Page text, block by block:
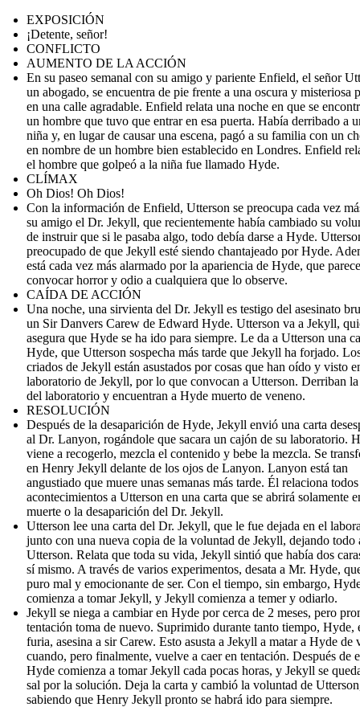
EXPOSICIÓN
¡Detente, señor!
CONFLICTO
AUMENTO DE LA ACCIÓN
En su paseo semanal con su amigo y pariente Enfield, el señor
un abogado, se encuentra de pie frente a una oscura y misteriosa
en una calle agradable. Enfield relata una noche en que se
un hombre que tuvo que entrar en esa puerta. Había derribado a
niña y, en lugar de causar una escena, pagó a su familia con un
en nombre de un hombre bien establecido en Londres. Enfield
el hombre que golpeó a la niña fue llamado Hyde.
CLÍMAX
Oh Dios! Oh Dios!
Con la información de Enfield, Utterson se preocupa cada vez
su amigo el Dr. Jekyll, que recientemente había cambiado su
de instruir que si le pasaba algo, todo debía darse a Hyde.
preocupado de que Jekyll esté siendo chantajeado por Hyde.
está cada vez más alarmado por la apariencia de Hyde, que parece
convocar horror y odio a cualquiera que lo observe.
CAÍDA DE ACCIÓN
Una noche, una sirvienta del Dr. Jekyll es testigo del asesinato
un Sir Danvers Carew de Edward Hyde. Utterson va a Jekyll,
asegura que Hyde se ha ido para siempre. Le da a Utterson una
Hyde, que Utterson sospecha más tarde que Jekyll ha forjado.
criados de Jekyll están asustados por cosas que han oído y visto
laboratorio de Jekyll, por lo que convocan a Utterson. Derriban
del laboratorio y encuentran a Hyde muerto de veneno.
RESOLUCIÓN
Después de la desaparición de Hyde, Jekyll envió una carta
al Dr. Lanyon, rogándole que sacara un cajón de su laboratorio.
viene a recogerlo, mezcla el contenido y bebe la mezcla. Se
en Henry Jekyll delante de los ojos de Lanyon. Lanyon está tan
angustiado que muere unas semanas más tarde. Él relaciona todos
acontecimientos a Utterson en una carta que se abrirá solamente
muerte o la desaparición del Dr. Jekyll.
Utterson lee una carta del Dr. Jekyll, que le fue dejada en el
junto con una nueva copia de la voluntad de Jekyll, dejando todo
Utterson. Relata que toda su vida, Jekyll sintió que había dos
sí mismo. A través de varios experimentos, desata a Mr. Hyde,
puro mal y emocionante de ser. Con el tiempo, sin embargo,
comienza a tomar Jekyll, y Jekyll comienza a temer y odiarlo.
Jekyll se niega a cambiar en Hyde por cerca de 2 meses, pero
tentación toma de nuevo. Suprimido durante tanto tiempo, Hyde,
furia, asesina a sir Carew. Esto asusta a Jekyll a matar a Hyde de
cuando, pero finalmente, vuelve a caer en tentación. Después de
Hyde comienza a tomar Jekyll cada pocas horas, y Jekyll se
sal por la solución. Deja la carta y cambió la voluntad de
sabiendo que Henry Jekyll pronto se habrá ido para siempre.